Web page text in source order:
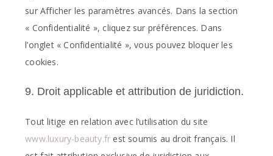
sur Afficher les paramètres avancés. Dans la section
« Confidentialité », cliquez sur préférences. Dans
l’onglet « Confidentialité », vous pouvez bloquer les
cookies.
9. Droit applicable et attribution de juridiction.
Tout litige en relation avec l’utilisation du site
www.luxury-beauty.fr est soumis au droit français. Il